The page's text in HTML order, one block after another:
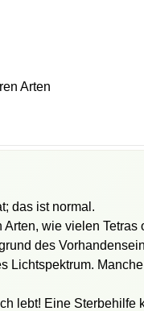
Arten
das ist normal.
wie vielen Tetras
des
Lichtspektrum.
lebt! Eine Sterbehilfe